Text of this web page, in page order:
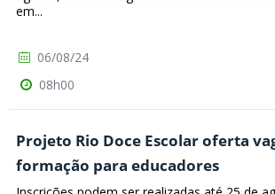
em...
06/08/24
08h00
Projeto Rio Doce Escolar oferta
formação para educadores